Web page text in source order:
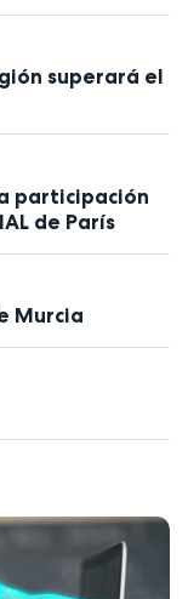
superará el
participación
de París
Murcia